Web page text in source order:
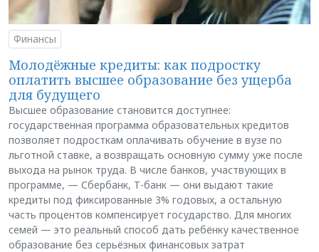
Финансы
Молодёжные кредиты: как подростку
оплатить высшее образование без ущерба
для будущего
Высшее образование становится доступнее:
государственная программа образовательных кредитов
позволяет подросткам оплачивать обучение в вузе по
льготной ставке, а возвращать основную сумму уже после
выхода на рынок труда. В числе банков, участвующих в
программе, — Сбербанк, Т-банк — они выдают такие
кредиты под фиксированные 3% годовых, а остальную
часть процентов компенсирует государство. Для многих
семей — это реальный способ дать ребёнку качественное
образование без серьёзных финансовых затрат